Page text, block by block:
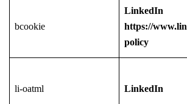
bcookie
LinkedIn
https://
policy
li-oatml LinkedIn